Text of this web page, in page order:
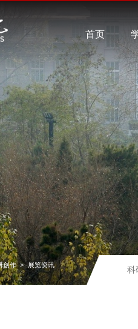
首页
创作 > 展览资讯
科